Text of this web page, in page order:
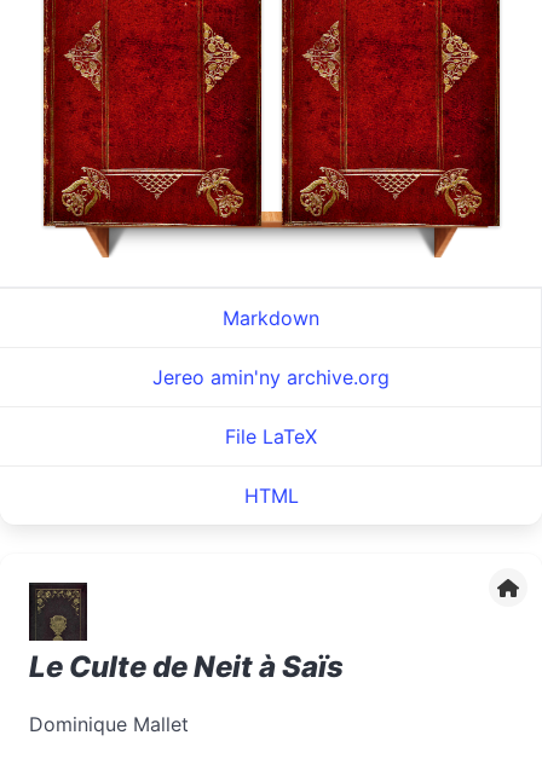
Markdown
Jereo amin'ny archive.org
File LaTeX
HTML
Le Culte de Neit à Saïs
Dominique Mallet